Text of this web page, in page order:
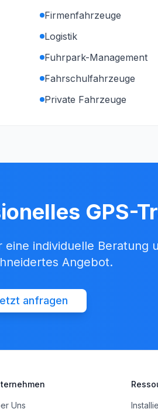
Firmenfahrzeuge
Logistik
Fuhrpark-Management
Fahrschulfahrzeuge
Private Fahrzeuge
GPS-
eine individuelle Beratung
Angebot.
anfragen
Uns